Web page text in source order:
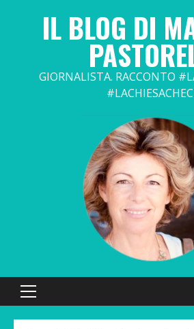
IL BLOG DI
GIORNALISTA. RACCONTO
Primary